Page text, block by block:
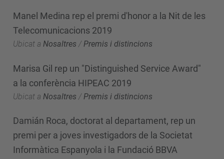
Manel Medina rep el premi d'honor a la Nit de les
Telecomunicacions 2019
Ubicat a Nosaltres /Premis i distincions
Marisa Gil rep un "Distinguished Service Award"
a la conferència HIPEAC 2019
Ubicat a Nosaltres / Premis i distincions
Damián Roca, doctorat al departament, rep un
premi per a joves investigadors de la Societat
Informàtica Espanyola i la Fundació BBVA